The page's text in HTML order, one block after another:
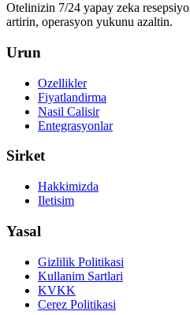
Otelinizin 7/24 yapay zeka
artirin, operasyon yukunu azaltin.
Urun
Ozellikler
Fiyatlandirma
Nasil Calisir
Entegrasyonlar
Sirket
Hakkimizda
Iletisim
Yasal
Gizlilik Politikasi
Kullanim Sartlari
KVKK
Cerez Politikasi